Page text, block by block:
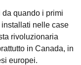
quando i primi
nelle case
rivoluzionaria
in Canada, in
europei.